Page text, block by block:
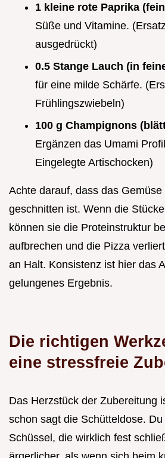
1 kleine rote Paprika
Süße und Vitamine.
ausgedrückt)
0.5 Stange Lauch (in
für eine milde Schärfe.
Frühlingszwiebeln)
100 g Champignons
Ergänzen das Umami
Eingelegte Artischocken)
Achte darauf, dass das Gemüse
geschnitten ist. Wenn die
können sie die Proteinstruktur
aufbrechen und die Pizza
an Halt. Konsistenz ist hier das
gelungenes Ergebnis.
Die richtigen
eine stressfreie
Das Herzstück der Zubereitung
schon sagt die Schütteldose.
Schüssel, die wirklich fest